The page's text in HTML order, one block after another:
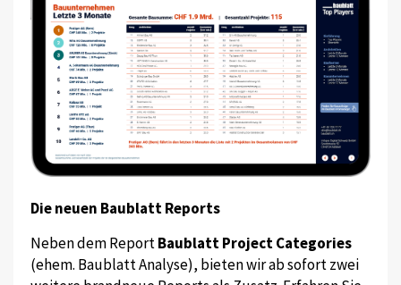
Die neuen Baublatt Reports
Neben dem ReportBaublatt Project Categories
(ehem. Baublatt Analyse), bieten wir ab sofort zwei